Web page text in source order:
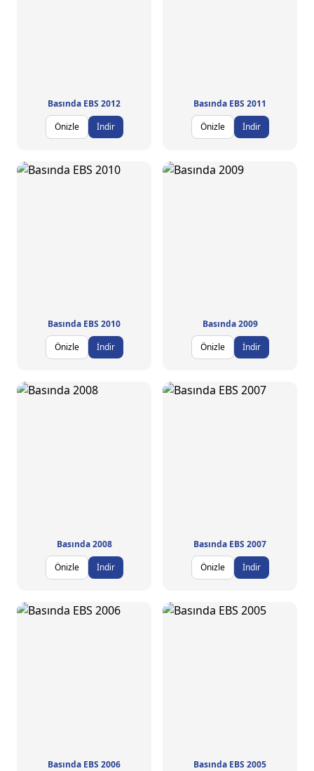
Basında EBS 2012
Önizle
İndir
Basında EBS 2011
Önizle
İndir
Basında EBS 2010
Önizle
İndir
Basında 2009
Önizle
İndir
Basında 2008
Önizle
İndir
Basında EBS 2007
Önizle
İndir
Basında EBS 2006
Basında EBS 2005